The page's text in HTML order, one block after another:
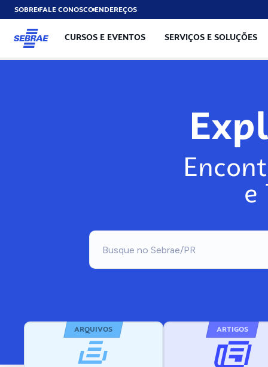
SOBREFALE CONOSCOENDEREÇOS
CURSOS E EVENTOS SERVIÇOS E SOLUÇÕES
e
ARQUIVOS ARTIGOS